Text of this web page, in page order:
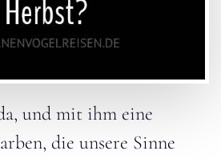
und mit ihm eine
die unsere Sinne